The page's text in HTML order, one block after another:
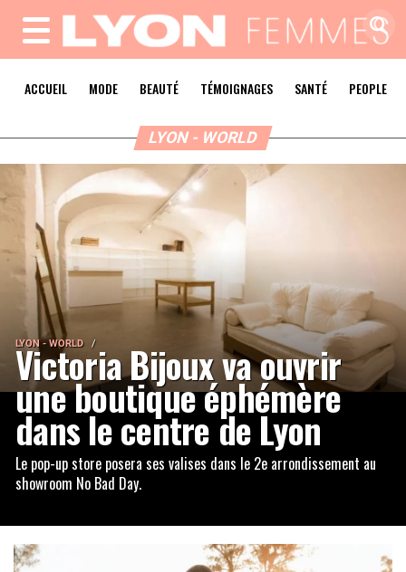
MENU
ACCUEIL MODE BEAUTÉ TÉMOIGNAGES SANTÉ PEOPLE
LYON - WORLD
LYON - WORLD
Victoria Bijoux va ouvrir
une boutique éphémère
dans le centre de Lyon
Le pop-up store posera ses valises dans le 2e arrondissement au
showroom No Bad Day.